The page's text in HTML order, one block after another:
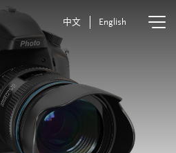
中文 English